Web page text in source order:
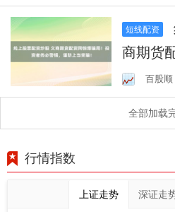
短线配资
线上股票配资炒股 文
商期货
资者务
骗！
百股顺
全部加载
行情指数
上证走势 深证走